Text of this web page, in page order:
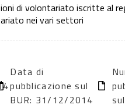
di volontariato iscritte al
nei vari settori
Data di
pubblicazione sul
BUR: 31/12/2014